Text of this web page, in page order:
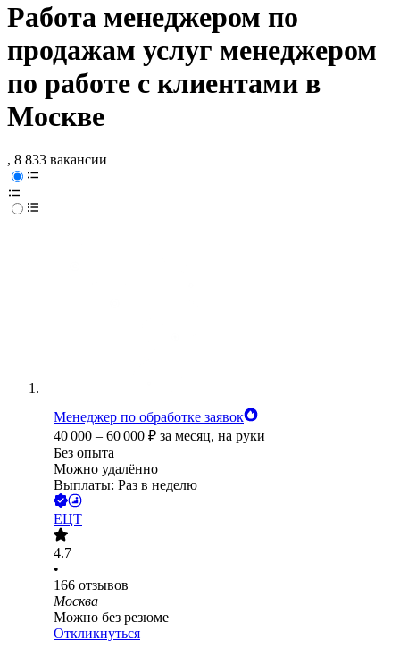
Работа менеджером по
продажам услуг менеджером
по работе с клиентами в
Москве
, 8 833 вакансии
Менеджер по обработке заявок
40 000 – 60 000 ₽ за месяц, на руки
Без опыта
Можно удалённо
Выплаты: Раз в неделю
ЕЦТ
4.7
•
166 отзывов
Москва
Можно без резюме
Откликнуться